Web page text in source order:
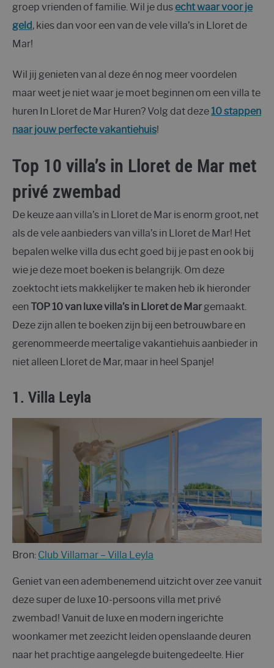
groep vrienden of familie. Wil je dusecht waar voor je
geld, kies dan voor een van de vele villa’s in Lloret de
Mar!
Wil jij genieten van al deze én nog meer voordelen
maar weet je niet waar je moet beginnen om een villa te
huren In Lloret de Mar Huren? Volg dat deze10 stappen
naar jouw perfecte vakantiehuis!
Top 10 villa’s in Lloret de Mar met
privé zwembad
De keuze aan villa’s in Lloret de Mar is enorm groot, net
als de vele aanbieders van villa’s in Lloret de Mar! Het
bepalen welke villa dus echt goed bij je past en ook bij
wie je deze moet boeken is belangrijk. Om deze
zoektocht iets makkelijker te maken heb ik hieronder
een TOP 10 van luxe villa’s in Lloret de Margemaakt.
Deze zijn allen te boeken zijn bij een betrouwbare en
gerenommeerde meertalige vakantiehuis aanbieder in
niet alleen Lloret de Mar, maar in heel Spanje!
1. Villa Leyla
Bron: Club Villamar – Villa Leyla
Geniet van een adembenemend uitzicht over zee vanuit
deze super de luxe 10-persoons villa met privé
zwembad! Vanuit de luxe en modern ingerichte
woonkamer met zeezicht leiden openslaande deuren
naar het prachtige aangelegde buitengedeelte. Hier